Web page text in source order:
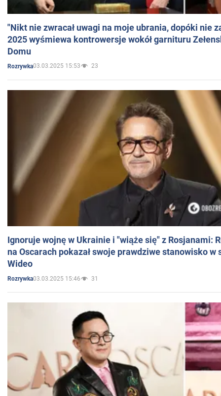
"Nikt nie zwracał uwagi na moje ubrania, dopóki nie
2025 wyśmiewa kontrowersje wokół garnituru
Domu
Rozrywka03.03.2025 15:53 23
Ignoruje wojnę w Ukrainie i "wiąże się" z Rosjanami:
na Oscarach pokazał swoje prawdziwe stanowisko w
Wideo
Rozrywka03.03.2025 15:46 31